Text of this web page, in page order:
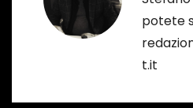
potete
t.it